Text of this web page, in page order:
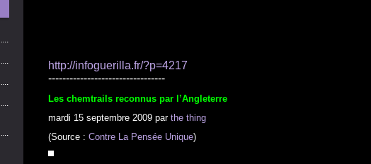
http://infoguerilla.fr/?p=4217
---------------------------------
Les chemtrails reconnus par l’Angleterre
mardi 15 septembre 2009 par the thing
(Source : Contre La Pensée Unique)